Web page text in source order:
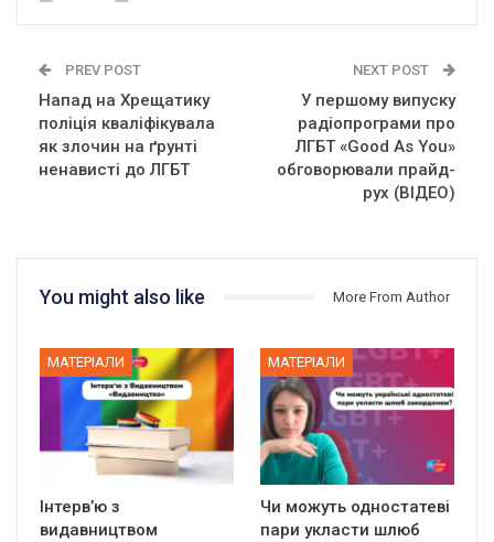
PREV POST
Напад на Хрещатику
поліція кваліфікувала
як злочин на ґрунті
ненависті до ЛГБТ
NEXT POST
У першому випуску
радіопрограми про
ЛГБТ «Good As You»
обговорювали прайд-
рух (ВІДЕО)
You might also like More From Author
МАТЕРІАЛИ
Інтерв’ю з
видавництвом
МАТЕРІАЛИ
Чи можуть одностатеві
пари укласти шлюб